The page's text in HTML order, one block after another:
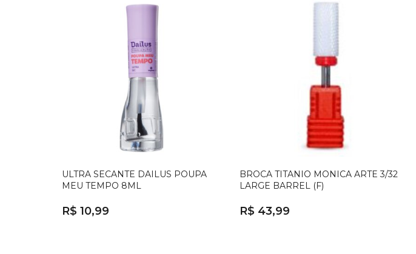
ULTRA SECANTE DAILUS POUPA
MEU TEMPO 8ML
R$ 10,99
BROCA TITANIO MONICA ARTE 3/32
LARGE BARREL (F)
R$ 43,99